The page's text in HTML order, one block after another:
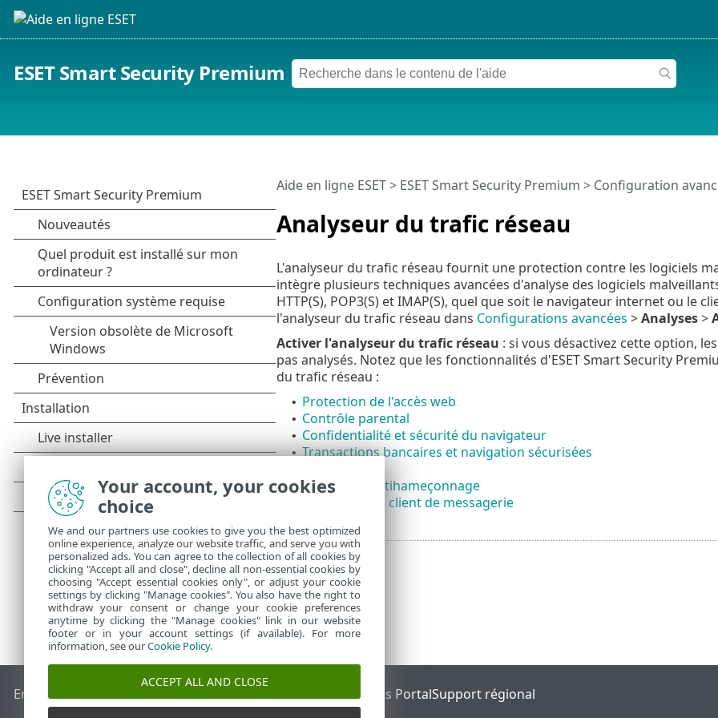
ESET Smart Security Premium
Analyseur du trafic réseau
Aide en ligne ESET> ESET Smart Security Premium > Configuration
L'analyseur du trafic réseau fournit une protection contre les logiciels
intègre plusieurs techniques avancées d'analyse des logiciels
HTTP(S), POP3(S) et IMAP(S), quel que soit le navigateur internet ou le
l'analyseur du trafic réseau dans Configurations avancées >Analyses>
Activer l'analyseur du trafic réseau : si vous désactivez cette option,
pas analysés. Notez que les fonctionnalités d'ESET Smart Security
du trafic réseau :
• Protection de l'accès web
• Contrôle parental
• Confidentialité et sécurité du navigateur
• Transactions bancaires et navigation sécurisées
• Protection antihameçonnage
Protection du client de messagerie
End of Life ESET Status PortalSupport régional
Your account, your cookies
choice
We and our partners use cookies to give you the best optimized
online experience, analyze our website traffic, and serve you with
personalized ads. You can agree to the collection of all cookies by
clicking "Accept all and close", decline all non-essential cookies by
choosing "Accept essential cookies only", or adjust your cookie
settings by clicking "Manage cookies". You also have the right to
withdraw your consent or change your cookie preferences
anytime by clicking the "Manage cookies" link in our website
footer or in your account settings (if available). For more
information, see ourCookie Policy.
ACCEPT ALL AND CLOSE